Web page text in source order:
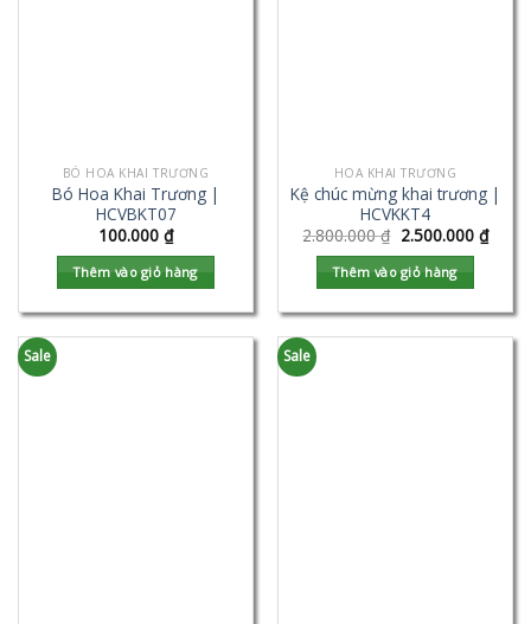
BÓ HOA KHAI TRƯƠNG
Bó Hoa Khai Trương |
HCVBKT07
100.000 ₫
Thêm vào giỏ hàng
HOA KHAI TRƯƠNG
Kệ chúc mừng khai trương |
HCVKKT4
2.800.000₫ 2.500.000 ₫
Thêm vào giỏ hàng
Sale Sale